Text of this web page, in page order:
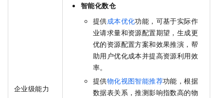
企业级能力
智能化数仓
提供成本优化功能，可基于实际作
业请求量和资源配置期望，生成更
优的资源配置方案和效果推演，帮
助用户优化成本并提高资源利用效
率。
提供物化视图智能推荐功能，根据
数据表关系，推测影响指数高的物